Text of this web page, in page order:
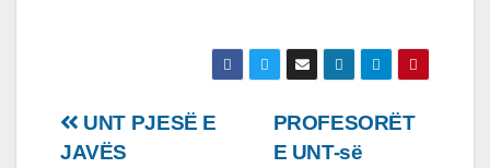
Lëvizje
PROFESORËT
E UNT-së
UNT PJESË E
JAVËS